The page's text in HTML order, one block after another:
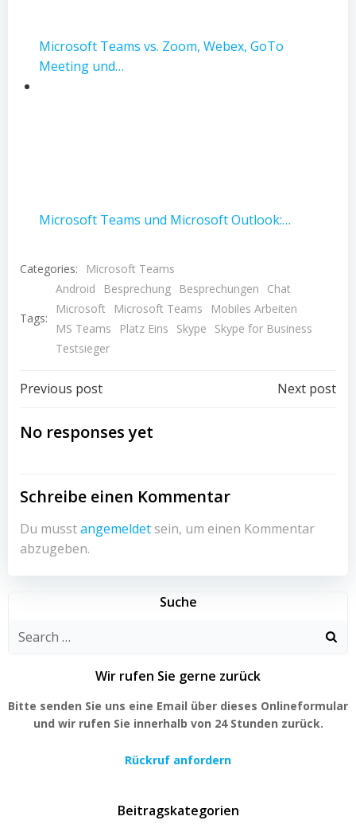
Microsoft Teams vs. Zoom, Webex, GoTo
Meeting und…
Microsoft Teams und Microsoft Outlook:…
Categories: Microsoft Teams
Tags:
Android Besprechung Besprechungen
Chat
Microsoft
Microsoft Teams
Mobiles Arbeiten
MS Teams
Platz Eins Skype
Skype for Business
Testsieger
Post
navigation
Previous post Next post
No responses yet
Schreibe einen Kommentar
Du musstangemeldet sein, um einen Kommentar
abzugeben.
Suche
Search
Wir rufen Sie gerne zurück
Bitte senden Sie uns eine Email über dieses Onlineformular
und wir rufen Sie innerhalb von 24 Stunden zurück.
Rückruf anfordern
Beitragskategorien